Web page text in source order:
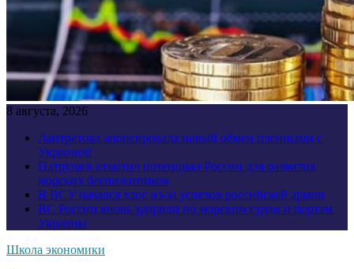
8 августа, 2026
Лантратова анонсировала новый обмен пленными с
Украиной
Патрушев отметил потенциал России для развития
морских беспилотников
В ВСУ начался хаос из-за успехов российской армии
ВС России вновь ударили по морским судам и портам
Украины
Школа экономики